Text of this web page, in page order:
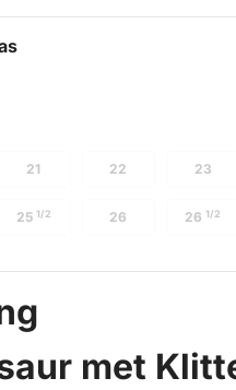
21 22 23
25 1/2 26 261/2
met